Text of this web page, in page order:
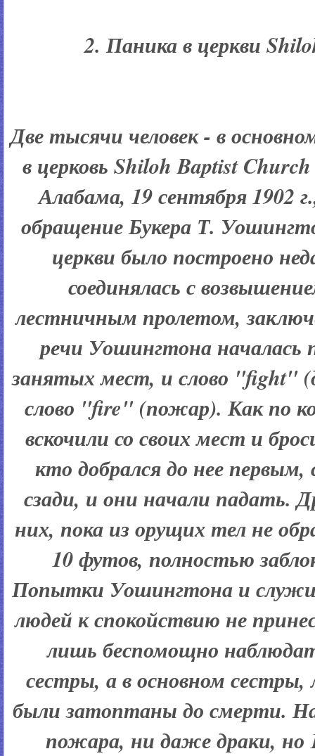
2. Паника в церкви
Две тысячи человек - в
в церковь Shiloh Baptist
Алабама, 19 сентября 1902
обращение Букера Т.
церкви было построено
соединялась с
лестничным пролетом,
речи Уошингтона началась
занятых мест, и слово "fight"
слово "fire" (пожар). Как по
вскочили со своих мест и
кто добрался до нее
сзади, и они начали падать.
них, пока из орущих тел не
10 футов, полностью
Попытки Уошингтона и
людей к спокойствию не
лишь беспомощно
сестры, а в основном сестры,
были затоптаны до смерти.
пожара, ни даже драки, но